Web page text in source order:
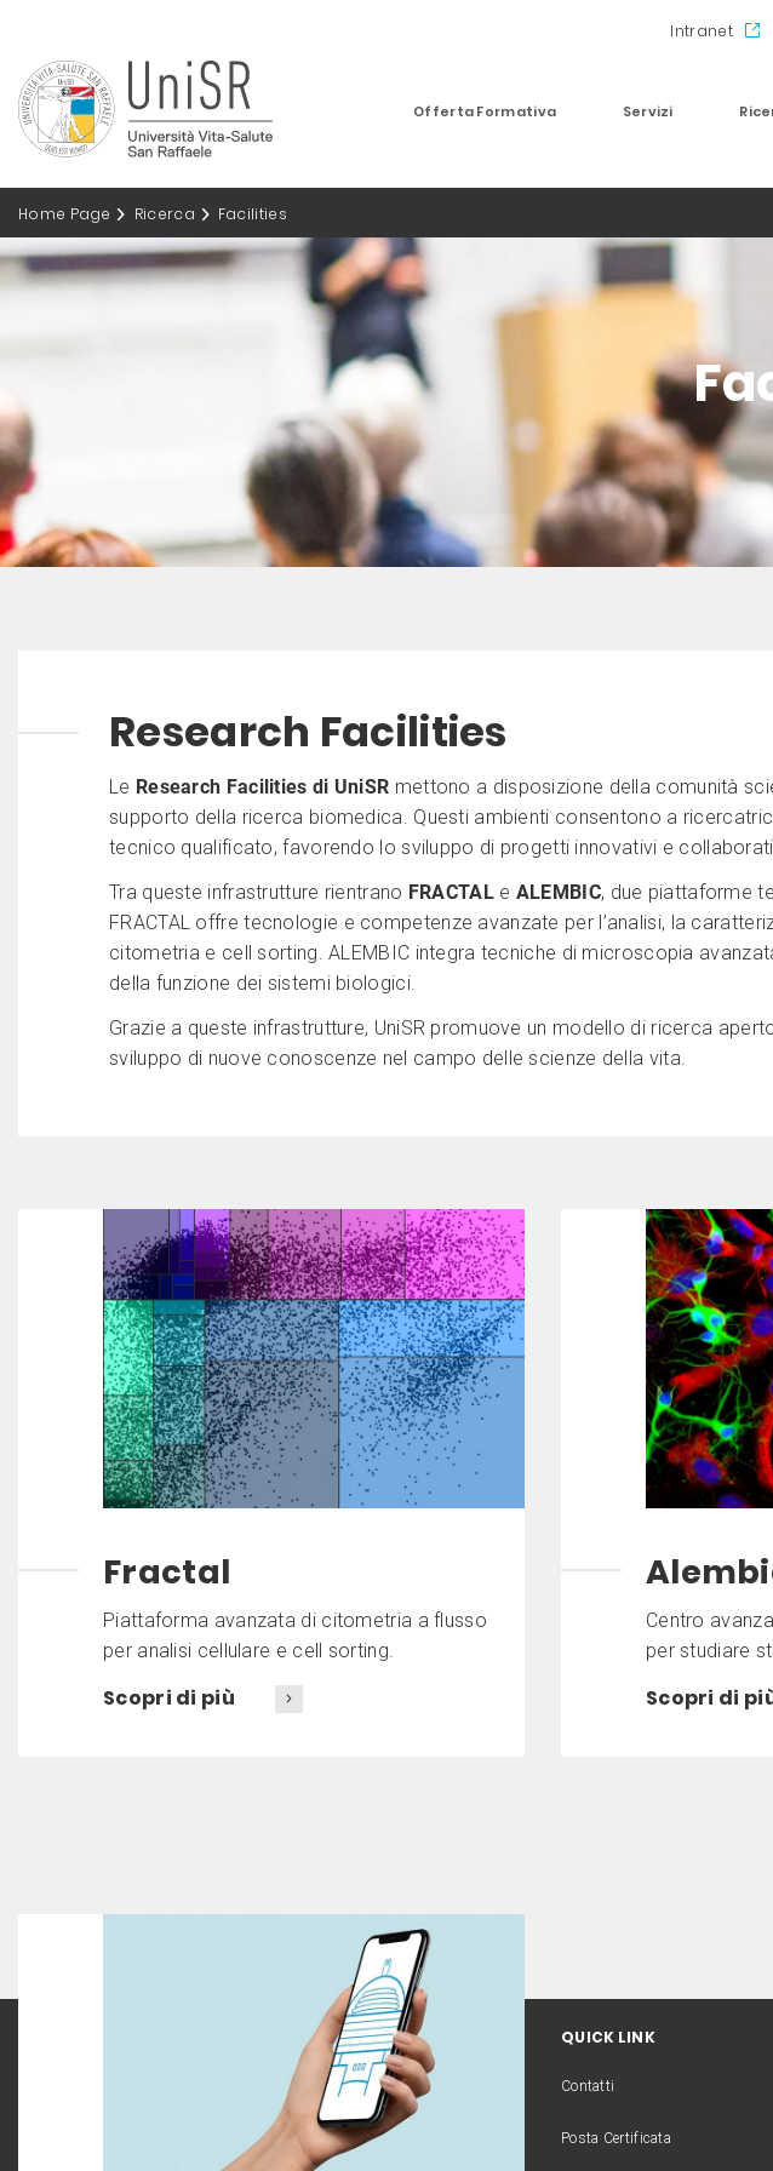
Intranet
Offerta Formativa Servizi
Home Page Ricerca Facilities
Research Facilities
Le Research Facilities di UniSR mettono a disposizione della comunità
supporto della ricerca biomedica. Questi ambienti consentono a
tecnico qualificato, favorendo lo sviluppo di progetti innovativi e
Tra queste infrastrutture rientrano FRACTALe ALEMBIC, due piattaforme
FRACTAL offre tecnologie e competenze avanzate per l’analisi, la
citometria e cell sorting. ALEMBIC integra tecniche di microscopia
della funzione dei sistemi biologici.
Grazie a queste infrastrutture, UniSR promuove un modello di ricerca
sviluppo di nuove conoscenze nel campo delle scienze della vita.
Fractal
Piattaforma avanzata di citometria a flusso
per analisi cellulare e cell sorting.
Scopri di più
Centro
per studiare
Scopri di
QUICK LINK
Contatti
Posta Certificata